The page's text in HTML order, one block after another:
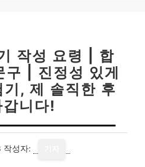
작성 요령 | 합
구 | 진정성 있게
, 제 솔직한 후
니다!
작성자: